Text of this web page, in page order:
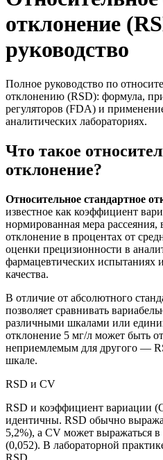
отклонение
руководство
Полное руководство по
отклонению (RSD): формула,
регуляторов (FDA) и
аналитических лабораториях.
Что такое
отклонение?
Относительное стандартное
известное как коэффициент
нормированная мера
отклонение в процентах от
оценки прецизионности в
фармацевтических испытаниях
качества.
В отличие от абсолютного
позволяет сравнивать
различными шкалами или
отклонение 5 мг/л может быть
неприемлемым для другого —
шкале.
RSD и CV
RSD и коэффициент вариации
идентичны. RSD обычно
5,2%), а CV может выражаться
(0,052). В лабораторной
RSD.